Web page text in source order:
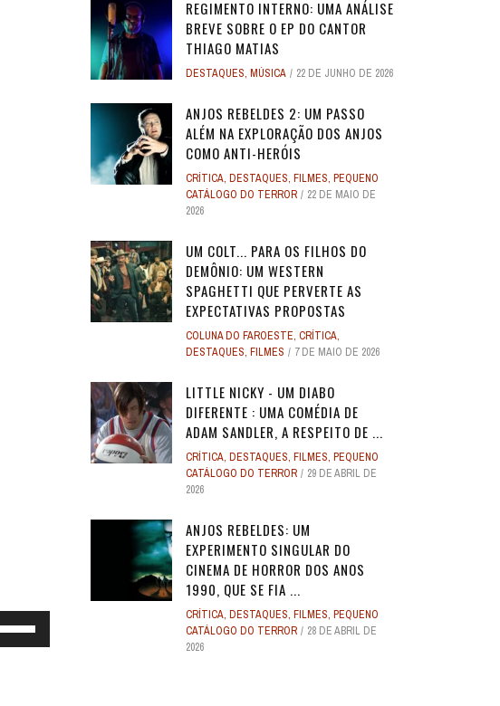
REGIMENTO INTERNO: UMA ANÁLISE
BREVE SOBRE O EP DO CANTOR
THIAGO MATIAS
DESTAQUES, MÚSICA 22 DE JUNHO DE 2026
ANJOS REBELDES 2: UM PASSO
ALÉM NA EXPLORAÇÃO DOS ANJOS
COMO ANTI-HERÓIS
CRÍTICA, DESTAQUES, FILMES, PEQUENO
CATÁLOGO DO TERROR
22 DE MAIO DE
2026
UM COLT... PARA OS FILHOS DO
DEMÔNIO: UM WESTERN
SPAGHETTI QUE PERVERTE AS
EXPECTATIVAS PROPOSTAS
COLUNA DO FAROESTE, CRÍTICA,
DESTAQUES, FILMES 7 DE MAIO DE 2026
LITTLE NICKY - UM DIABO
DIFERENTE : UMA COMÉDIA DE
ADAM SANDLER, A RESPEITO DE ...
CRÍTICA, DESTAQUES, FILMES, PEQUENO
CATÁLOGO DO TERROR
29 DE ABRIL DE
2026
ANJOS REBELDES: UM
EXPERIMENTO SINGULAR DO
CINEMA DE HORROR DOS ANOS
1990, QUE SE FIA ...
CRÍTICA, DESTAQUES, FILMES, PEQUENO
CATÁLOGO DO TERROR
28 DE ABRIL DE
2026